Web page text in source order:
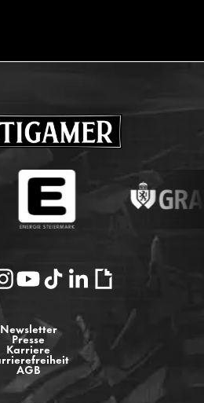
Newsletter
Presse
Karriere
AGB